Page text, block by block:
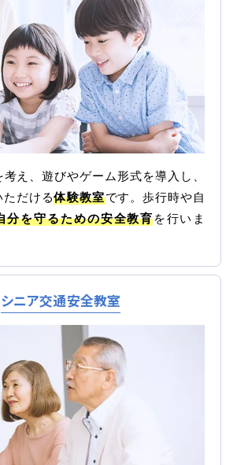
笹丘
畑
（入校申込受付）
ブログ
え、遊びやゲーム形式を導入し、
ただける体験教室です。歩行時や自
分を守るための安全教育を行いま
シニア交通安全教室